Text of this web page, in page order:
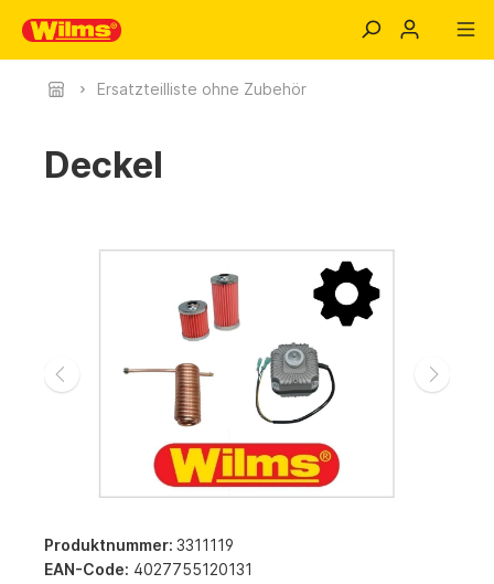
Ersatzteilliste ohne Zubehör
Deckel
Produktnummer: 3311119
EAN-Code: 4027755120131